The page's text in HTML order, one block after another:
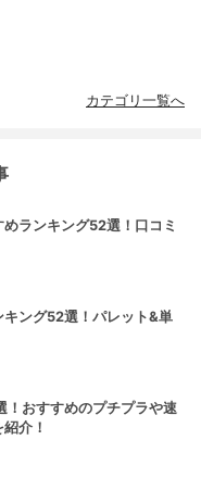
カテゴリ一覧へ
ランキング52選！口コミ
ング52選！パレット&単
！おすすめのプチプラや速
介！